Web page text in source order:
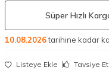
Süper Hızlı
10.08.2026tarihine kadar
Listeye Ekle Tavsiye Et